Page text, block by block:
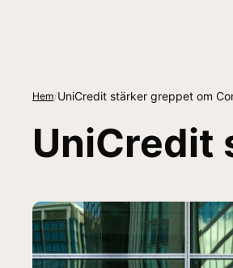
Hem/UniCredit stärker greppet om
UniCredit